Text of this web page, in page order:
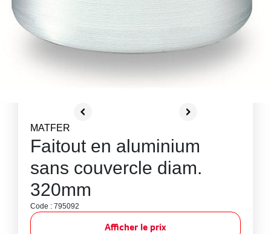
MATFER
Faitout en aluminium
sans couvercle diam.
320mm
Code : 795092
Afficher le prix